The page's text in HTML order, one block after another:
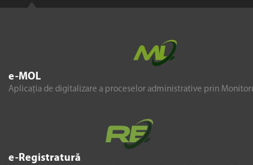
e-MOL
Aplicația de digitalizare a proceselor administrative prin
e-Registratură